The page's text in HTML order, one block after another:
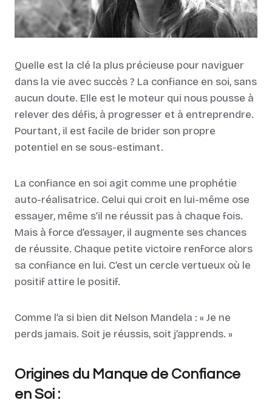
Quelle est la clé la plus précieuse pour naviguer
dans la vie avec succès ? La confiance en soi, sans
aucun doute. Elle est le moteur qui nous pousse à
relever des défis, à progresser et à entreprendre.
Pourtant, il est facile de brider son propre
potentiel en se sous-estimant.
La confiance en soi agit comme une prophétie
auto-réalisatrice. Celui qui croit en lui-même ose
essayer, même s’il ne réussit pas à chaque fois.
Mais à force d’essayer, il augmente ses chances
de réussite. Chaque petite victoire renforce alors
sa confiance en lui. C’est un cercle vertueux où le
positif attire le positif.
Comme l’a si bien dit Nelson Mandela : « Je ne
perds jamais. Soit je réussis, soit j’apprends. »
Origines du Manque de Confiance
en Soi :